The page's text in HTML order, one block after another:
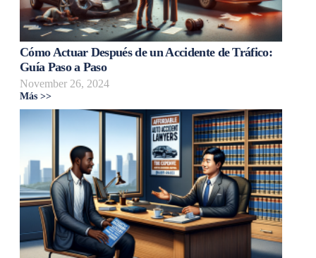
Cómo Actuar Después de un Accidente de Tráfico:
Guía Paso a Paso
November 26, 2024
Más >>